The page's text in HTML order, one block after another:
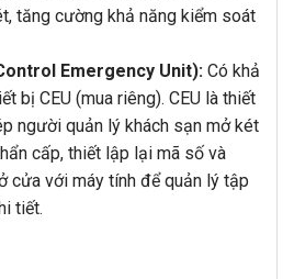
tăng cường khả năng kiểm soát
Emergency Unit):Có khả
bị CEU (mua riêng). CEU là thiết
người quản lý khách sạn mở két
cấp, thiết lập lại mã số và
cửa với máy tính để quản lý tập
tiết.